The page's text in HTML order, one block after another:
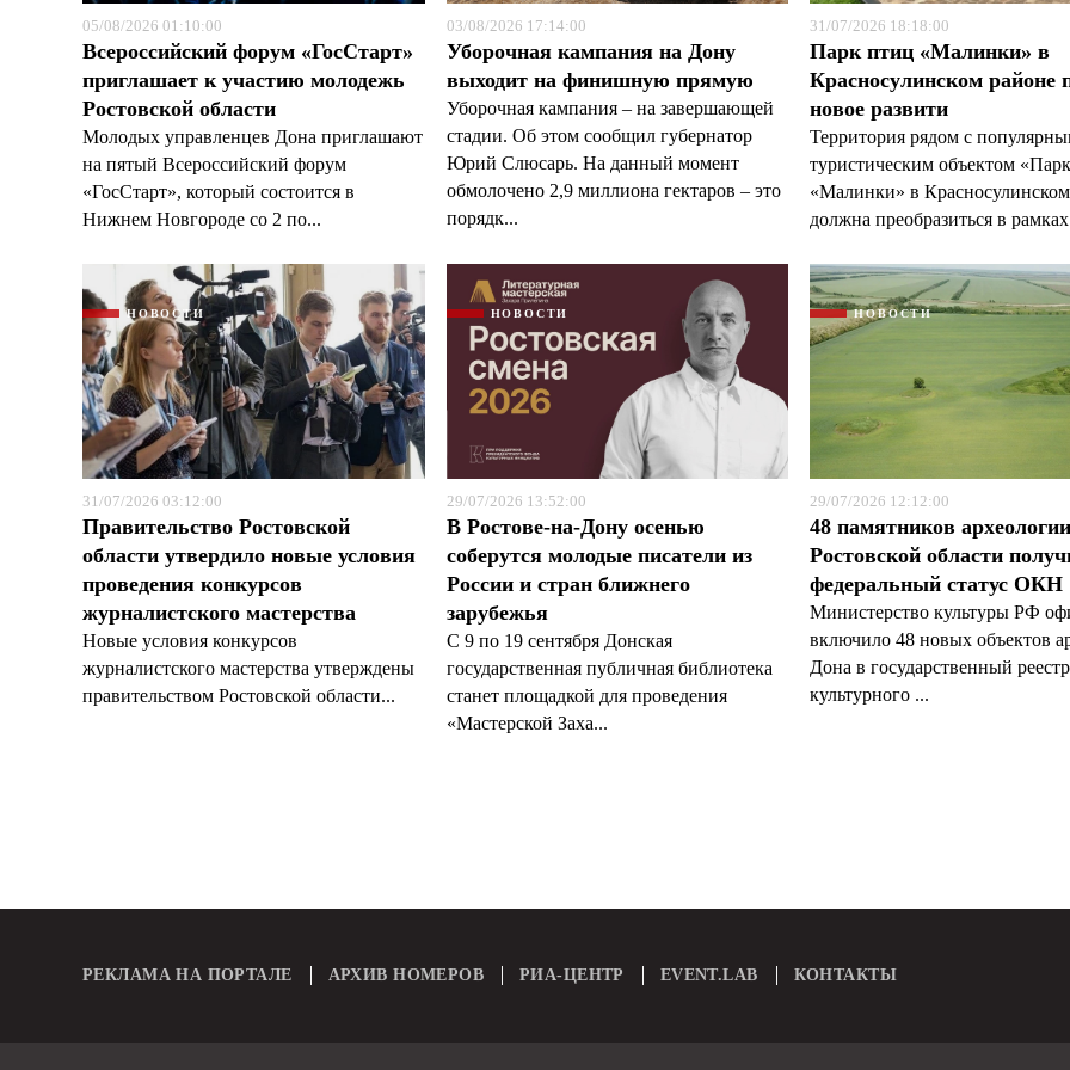
05/08/2026 01:10:00
Всероссийский форум «ГосСтарт»
приглашает к участию молодежь
Ростовской области
Молодых управленцев Дона приглашают
на пятый Всероссийский форум
«ГосСтарт», который состоится в
Нижнем Новгороде со 2 по...
03/08/2026 17:14:00
Уборочная кампания на Дону
выходит на финишную прямую
Уборочная кампания – на завершающей
стадии. Об этом сообщил губернатор
Юрий Слюсарь. На данный момент
обмолочено 2,9 миллиона гектаров – это
порядк...
31/07/2026 18:18:00
Парк птиц «Малинки» в
Красносулинском районе
новое развити
Территория рядом с
туристическим объектом
«Малинки» в
должна преобразиться в
НОВОСТИ
31/07/2026 03:12:00
Правительство Ростовской
области утвердило новые условия
проведения конкурсов
журналистского мастерства
Новые условия конкурсов
журналистского мастерства утверждены
правительством Ростовской области...
НОВОСТИ
29/07/2026 13:52:00
В Ростове-на-Дону осенью
соберутся молодые писатели из
России и стран ближнего
зарубежья
С 9 по 19 сентября Донская
государственная публичная библиотека
станет площадкой для проведения
«Мастерской Заха...
НОВОСТИ
29/07/2026 12:12:00
48 памятников
Ростовской области
федеральный статус ОКН
Министерство культуры РФ
включило 48 новых объектов
Дона в государственный
культурного ...
РЕКЛАМА НА ПОРТАЛЕ АРХИВ НОМЕРОВ РИА-ЦЕНТР EVENT.LAB КОНТАКТЫ